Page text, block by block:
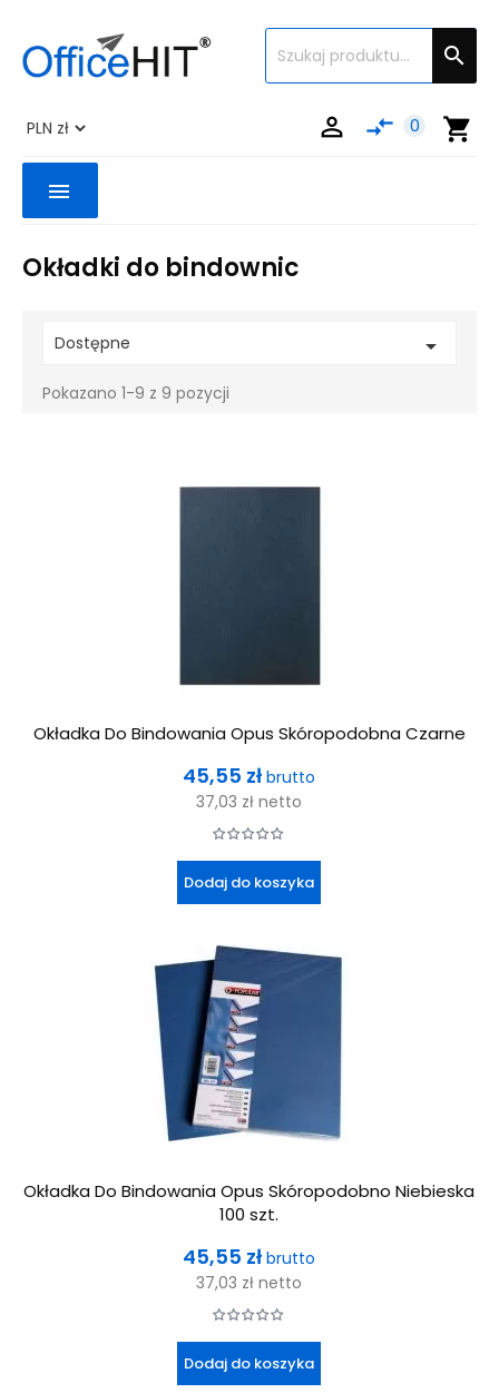

shopping_cart
compare_arrows 0

menu
Okładki do bindownic
Dostępne 
Pokazano 1-9 z 9 pozycji
Okładka Do Bindowania Opus Skóropodobna Czarne
Cena
45,55 zł brutto
37,03 zł netto
Dodaj do koszyka
Okładka Do Bindowania Opus Skóropodobno Niebieska
100 szt.
Cena
45,55 zł brutto
37,03 zł netto
Dodaj do koszyka